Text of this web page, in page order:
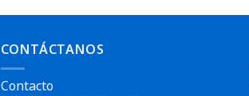
CONTÁCTANOS
Contacto